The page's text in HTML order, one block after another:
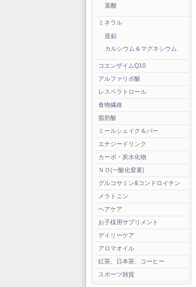
葉酸
ミネラル
亜鉛
カルシウム＆マグネシウム
コエンザイムQ10
アルファリポ酸
レスベラトロール
食物繊維
脂肪酸
ミールシェイク＆バー
エナジードリンク
カーボ・炭水化物
ＮＯ(一酸化窒素)
グルコサミン&コンドロイチン
メラトニン
ヘアケア
お子様用サプリメント
デイリーケア
アロマオイル
紅茶、日本茶、コーヒー
スポーツ雑貨